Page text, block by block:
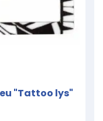
"Tattoo lys"